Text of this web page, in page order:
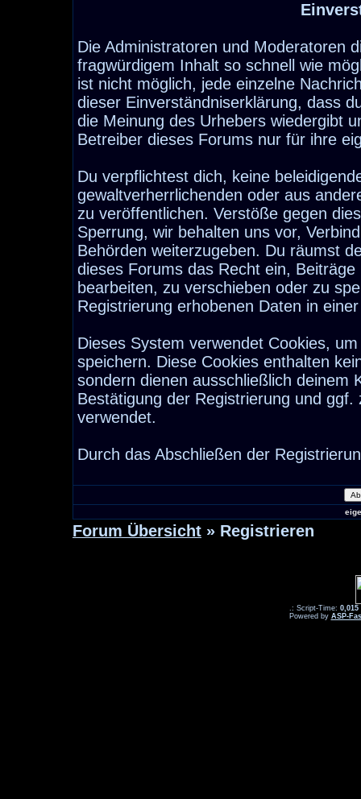
Die Administratoren und Moderatoren
fragwürdigem Inhalt so schnell wie
ist nicht möglich, jede einzelne
dieser Einverständniserklärung, dass
die Meinung des Urhebers wiedergibt
Betreiber dieses Forums nur für ihre
Du verpflichtest dich, keine
gewaltverherrlichenden oder aus
zu veröffentlichen. Verstöße gegen
Sperrung, wir behalten uns vor,
Behörden weiterzugeben. Du räumst
dieses Forums das Recht ein,
bearbeiten, zu verschieben oder zu
Registrierung erhobenen Daten in
Dieses System verwendet Cookies,
speichern. Diese Cookies enthalten
sondern dienen ausschließlich deinem
Bestätigung der Registrierung und
verwendet.
Durch das Abschließen der
Forum Übersicht » Registrieren
.: Script-Time: 0,015
Powered by ASP-